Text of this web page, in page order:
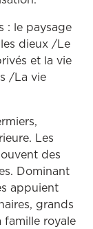
: le paysage
dieux /Le
et la vie
/La vie
Les
des
Dominant
appuient
grands
famille royale